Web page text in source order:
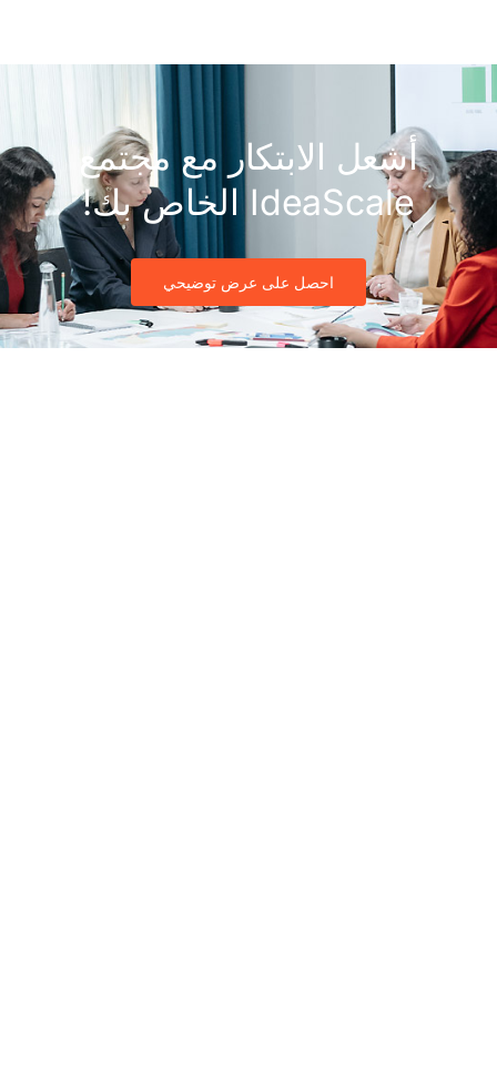
أشعل الابتكار مع مجتمع
IdeaScale الخاص بك!
احصل على عرض توضيحي